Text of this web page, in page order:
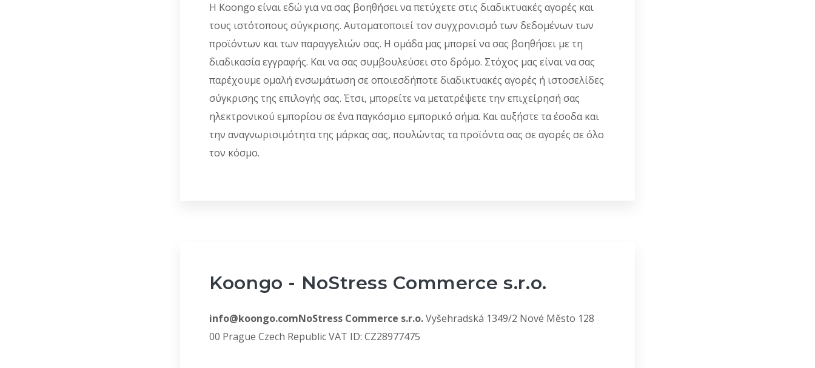
Η Koongo είναι εδώ για να σας βοηθήσει να πετύχετε στις διαδικτυακές αγορές και
τους ιστότοπους σύγκρισης. Αυτοματοποιεί τον συγχρονισμό των δεδομένων των
προϊόντων και των παραγγελιών σας. Η ομάδα μας μπορεί να σας βοηθήσει με τη
διαδικασία εγγραφής. Και να σας συμβουλεύσει στο δρόμο. Στόχος μας είναι να σας
παρέχουμε ομαλή ενσωμάτωση σε οποιεσδήποτε διαδικτυακές αγορές ή ιστοσελίδες
σύγκρισης της επιλογής σας. Έτσι, μπορείτε να μετατρέψετε την επιχείρησή σας
ηλεκτρονικού εμπορίου σε ένα παγκόσμιο εμπορικό σήμα. Και αυξήστε τα έσοδα και
την αναγνωρισιμότητα της μάρκας σας, πουλώντας τα προϊόντα σας σε αγορές σε όλο
τον κόσμο.
Koongo - NoStress Commerce s.r.o.
info@koongo.comNoStress Commerce s.r.o.Vyšehradská 1349/2 Nové Město 128
00 Prague Czech Republic VAT ID: CZ28977475